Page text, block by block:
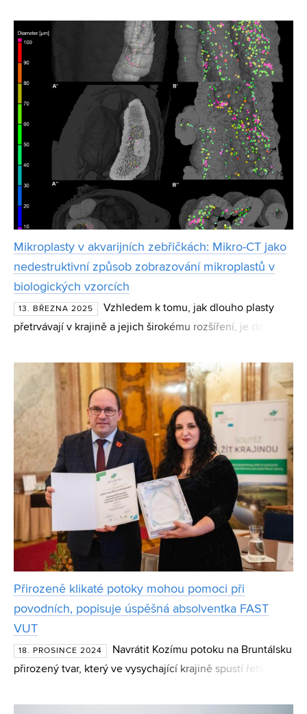
samozřejmostí? Odborníci z Fakulty stavební VUT Daniel
Marto
Mikroplasty v akvarijních zebřičkách: Mikro-CT jako
nedestruktivní způsob zobrazování mikroplastů v
biologických vzorcích
13. BŘEZNA 2025
Vzhledem k tomu, jak dlouho plasty
přetrvávají v krajině a jejich širokému rozšíření, je dnes
Zatímco makroplasty s obavami sledujeme už dlouho, stá
Přirozeně klikaté potoky mohou pomoci při
povodních, popisuje úspěšná absolventka FAST
VUT
18. PROSINCE 2024
Navrátit Kozímu potoku na Bruntálsku
přirozený tvar, který ve vysychající krajině spustí řetězec
protipovodňové opatření. Detailní modelový návrh revi